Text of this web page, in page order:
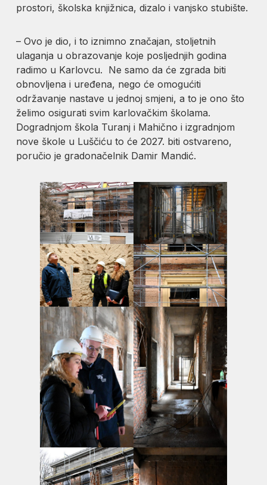
prostori, školska knjižnica, dizalo i vanjsko stubište.
– Ovo je dio, i to iznimno značajan, stoljetnih
ulaganja u obrazovanje koje posljednjih godina
radimo u Karlovcu. Ne samo da će zgrada biti
obnovljena i uređena, nego će omogućiti
održavanje nastave u jednoj smjeni, a to je ono što
želimo osigurati svim karlovačkim školama.
Dogradnjom škola Turanj i Mahično i izgradnjom
nove škole u Luščiću to će 2027. biti ostvareno,
poručio je gradonačelnik Damir Mandić.